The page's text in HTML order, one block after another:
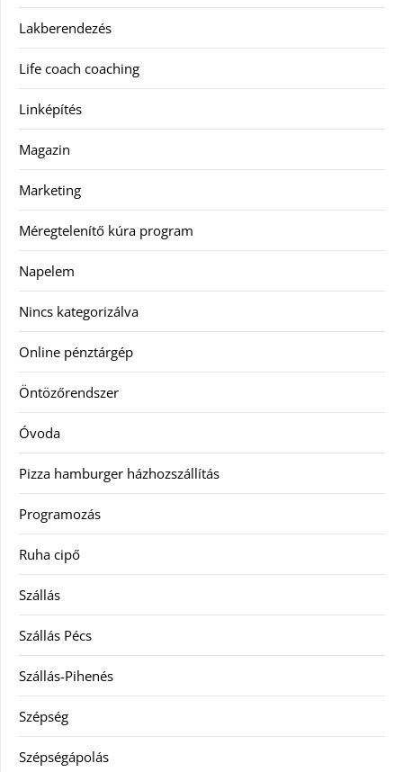
Lakberendezés
Life coach coaching
Linképítés
Magazin
Marketing
Méregtelenítő kúra program
Napelem
Nincs kategorizálva
Online pénztárgép
Öntözőrendszer
Óvoda
Pizza hamburger házhozszállítás
Programozás
Ruha cipő
Szállás
Szállás Pécs
Szállás-Pihenés
Szépség
Szépségápolás